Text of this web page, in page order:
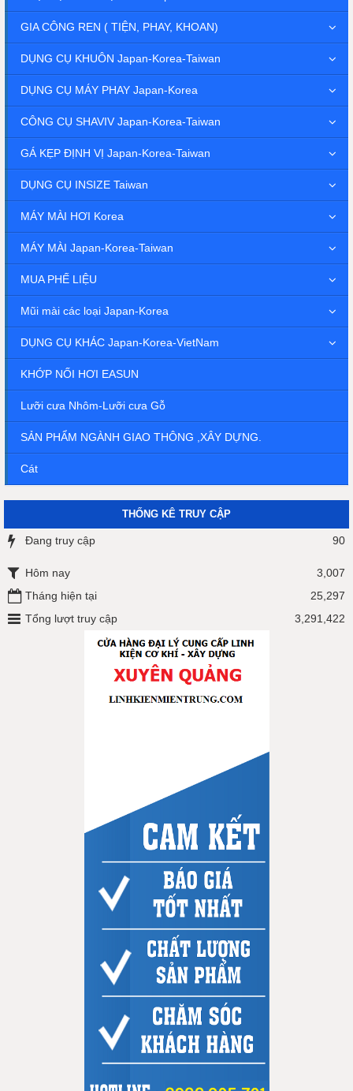
GIA CÔNG REN ( TIỆN, PHAY, KHOAN)
DỤNG CỤ KHUÔN Japan-Korea-Taiwan
DỤNG CỤ MÁY PHAY Japan-Korea
CÔNG CỤ SHAVIV Japan-Korea-Taiwan
GÁ KẸP ĐỊNH VỊ Japan-Korea-Taiwan
DỤNG CỤ INSIZE Taiwan
MÁY MÀI HƠI Korea
MÁY MÀI Japan-Korea-Taiwan
MUA PHẾ LIỆU
Mũi mài các loại Japan-Korea
DỤNG CỤ KHÁC Japan-Korea-VietNam
KHỚP NỐI HƠI EASUN
Lưỡi cưa Nhôm-Lưỡi cưa Gỗ
SẢN PHẨM NGÀNH GIAO THÔNG ,XÂY DỰNG.
Cát
THỐNG KÊ TRUY CẬP
Đang truy cập 90
Hôm nay
3,007
Tháng hiện tại
25,297
Tổng lượt truy cập
3,291,422